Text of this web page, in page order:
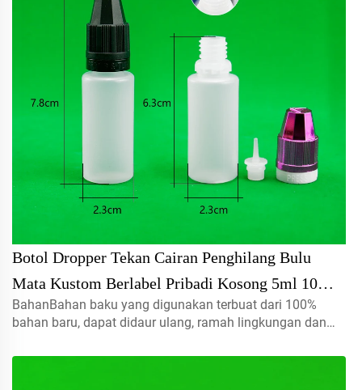
Botol Dropper Tekan Cairan Penghilang Bulu
Mata Kustom Berlabel Pribadi Kosong 5ml 10ml
15ml Penghilang Lem Atasan Bulu Mata
BahanBahan baku yang digunakan terbuat dari 100%
bahan baru, dapat didaur ulang, ramah lingkungan dan
15mlhubungi kami untuk pesanan khususTutup semprot,